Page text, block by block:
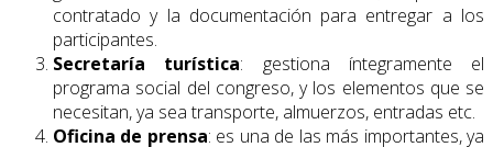
contratado y la documentación para entregar a los
participantes.
Secretaría turística: gestiona íntegramente el
programa social del congreso, y los elementos que se
necesitan, ya sea transporte, almuerzos, entradas etc.
Oficina de prensa: es una de las más importantes, ya